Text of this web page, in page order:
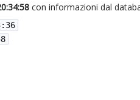
con informazioni dal